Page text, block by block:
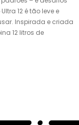
12 é tão leve e
Inspirada e criada
12 litros de